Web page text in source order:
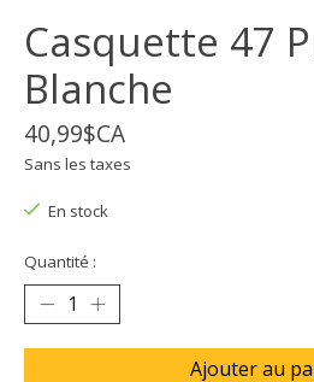
Casquette 47
Blanche
40,99$CA
Sans les taxes
En stock
Quantité :
Ajouter au